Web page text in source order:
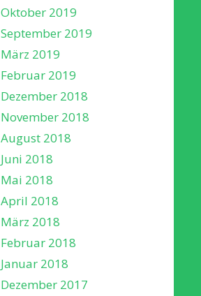
Oktober 2019
September 2019
März 2019
Februar 2019
Dezember 2018
November 2018
August 2018
Juni 2018
Mai 2018
April 2018
März 2018
Februar 2018
Januar 2018
Dezember 2017